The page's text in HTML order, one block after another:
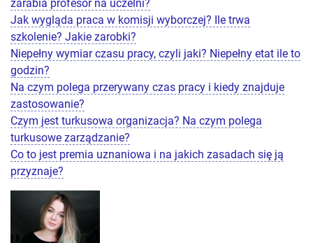
zarabia profesor na uczelni?
Jak wygląda praca w komisji wyborczej? Ile trwa
szkolenie? Jakie zarobki?
Niepełny wymiar czasu pracy, czyli jaki? Niepełny etat ile to
godzin?
Na czym polega przerywany czas pracy i kiedy znajduje
zastosowanie?
Czym jest turkusowa organizacja? Na czym polega
turkusowe zarządzanie?
Co to jest premia uznaniowa i na jakich zasadach się ją
przyznaje?